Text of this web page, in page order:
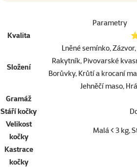
Parametry
Kvalita
Složení
Lněné semínko,
Rakytník, Pivovarské
Borůvky, Krůtí a krocaní
Jehněčí maso,
Gramáž
Stáří kočky
Velikost
kočky
Malá < 3 kg,
Kastrace
kočky